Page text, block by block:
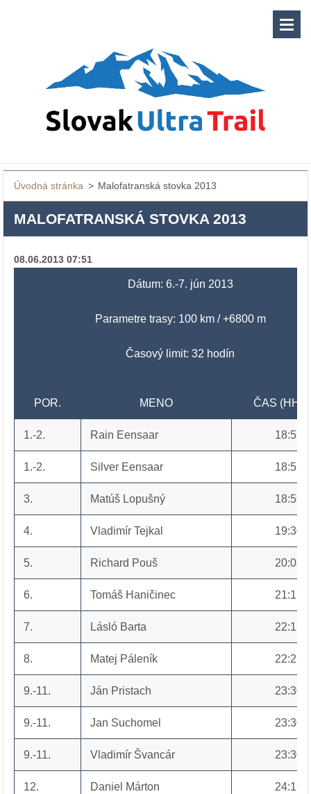
Úvodná stránka > Malofatranská stovka 2013
MALOFATRANSKÁ STOVKA 2013
08.06.2013 07:51
Dátum: 6.-7. jún 2013
Parametre trasy: 100 km / +6800 m
Časový limit: 32 hodín
POR. MENO ČAS
1.-2. Rain Eensaar 18:55
1.-2. Silver Eensaar 18:55
3. Matúš Lopušný 18:56
4. Vladimír Tejkal 19:30
5. Richard Pouš 20:08
6. Tomáš Haničinec 21:17
7. Lásló Barta 22:15
8. Matej Páleník 22:22
9.-11. Ján Pristach 23:30
9.-11. Jan Suchomel 23:30
9.-11. Vladimír Švancár 23:30
12. Daniel Márton 24:19